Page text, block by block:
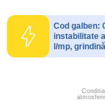
Cod galben:
instabilitate
l/mp,
Conditia